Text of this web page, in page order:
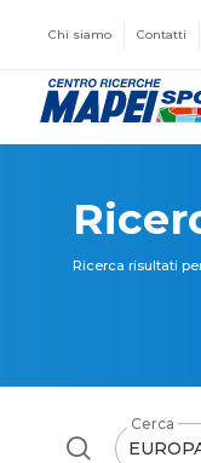
Chi siamo Contatti
Ricerca risultati
Cerca